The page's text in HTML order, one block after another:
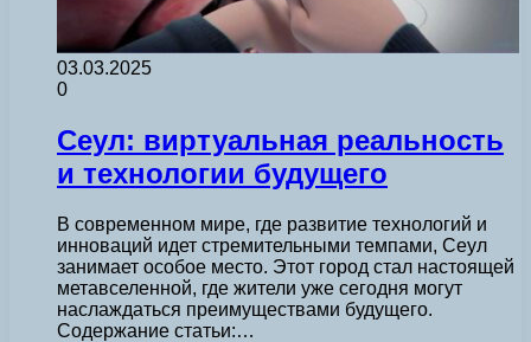
03.03.2025
0
Сеул: виртуальная реальность
и технологии будущего
В современном мире, где развитие технологий и
инноваций идет стремительными темпами, Сеул
занимает особое место. Этот город стал настоящей
метавселенной, где жители уже сегодня могут
наслаждаться преимуществами будущего.
Содержание статьи:…